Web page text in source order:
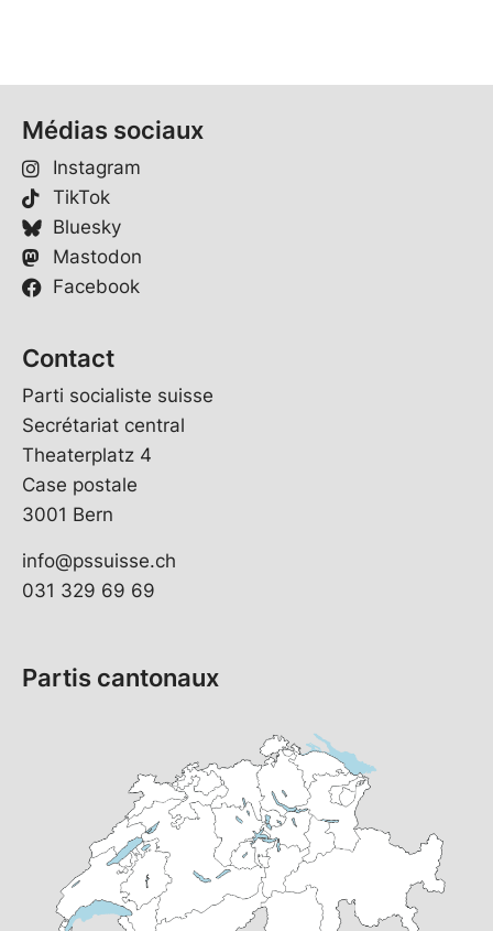
Médias sociaux
Instagram
TikTok
Bluesky
Mastodon
Facebook
Contact
Parti socialiste suisse
Secrétariat central
Theaterplatz 4
Case postale
3001 Bern
info@pssuisse.ch
031 329 69 69
Partis cantonaux